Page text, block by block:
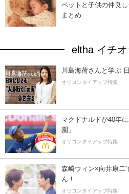
ペットと子供の仲良
まとめ
eltha イチ
川島海荷さんと学ぶ
オリコンタイアップ特集
マクドナルドが40年
園」
オリコンタイアップ特集
森崎ウィン×向井康二
ん！
オリコンタイアップ特集